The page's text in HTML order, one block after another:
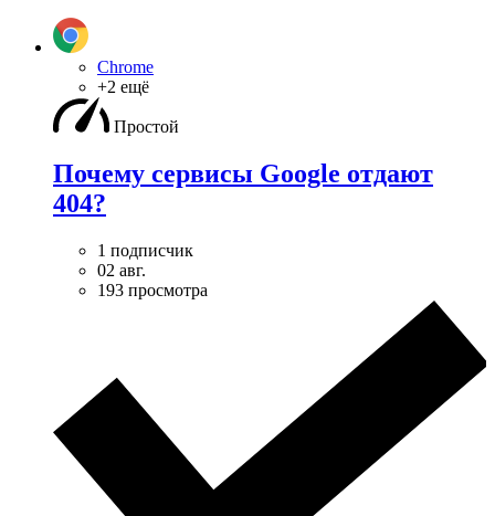
Chrome
+2 ещё
Простой
Почему сервисы Google отдают
404?
1 подписчик
02 авг.
193 просмотра